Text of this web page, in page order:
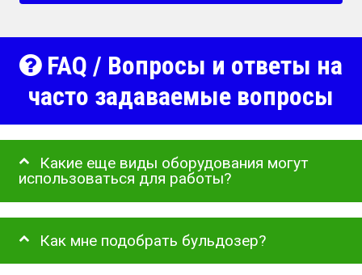
FAQ / Вопросы и ответы на
часто задаваемые вопросы
Какие еще виды оборудования могут
использоваться для работы?
Как мне подобрать бульдозер?